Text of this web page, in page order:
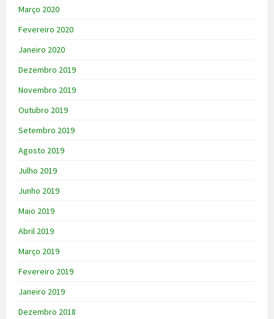
Março 2020
Fevereiro 2020
Janeiro 2020
Dezembro 2019
Novembro 2019
Outubro 2019
Setembro 2019
Agosto 2019
Julho 2019
Junho 2019
Maio 2019
Abril 2019
Março 2019
Fevereiro 2019
Janeiro 2019
Dezembro 2018